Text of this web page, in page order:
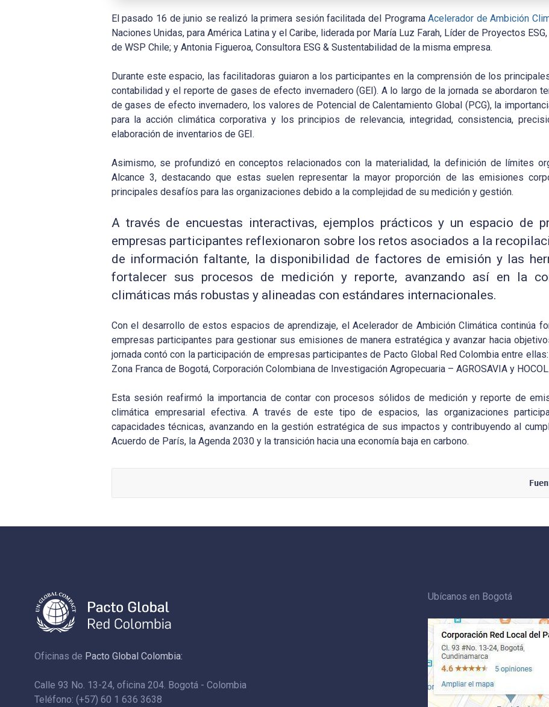
El pasado 16 de junio se realizó la primera sesión facilitada del ProgramaAcelerador de Ambición
Naciones Unidas, para América Latina y el Caribe, liderada por María Luz Farah, Líder de Proyectos
de WSP Chile; y Antonia Figueroa, Consultora ESG & Sustentabilidad de la misma empresa.
Durante este espacio, las facilitadoras guiaron a los participantes en la comprensión de los
contabilidad y el reporte de gases de efecto invernadero (GEI). A lo largo de la jornada se abordaron
de gases de efecto invernadero, los valores de Potencial de Calentamiento Global (PCG), la
para la acción climática corporativa y los principios de relevancia, integridad, consistencia,
elaboración de inventarios de GEI.
Asimismo, se profundizó en conceptos relacionados con la materialidad, la definición de límites
Alcance 3, destacando que estas suelen representar la mayor proporción de las emisiones
principales desafíos para las organizaciones debido a la complejidad de su medición y gestión.
A través de encuestas interactivas, ejemplos prácticos y un espacio de
empresas participantes reflexionaron sobre los retos asociados a la
de información faltante, la disponibilidad de factores de emisión y las
fortalecer sus procesos de medición y reporte, avanzando así en la
climáticas más robustas y alineadas con estándares internacionales.
Con el desarrollo de estos espacios de aprendizaje, el Acelerador de Ambición Climática continúa
empresas participantes para gestionar sus emisiones de manera estratégica y avanzar hacia
jornada contó con la participación de empresas participantes de Pacto Global Red Colombia entre
Zona Franca de Bogotá, Corporación Colombiana de Investigación Agropecuaria – AGROSAVIA y HOCOL.
Esta sesión reafirmó la importancia de contar con procesos sólidos de medición y reporte de
climática empresarial efectiva. A través de este tipo de espacios, las organizaciones
capacidades técnicas, avanzando en la gestión estratégica de sus impactos y contribuyendo al
Acuerdo de París, la Agenda 2030 y la transición hacia una economía baja en carbono.
Oficinas de Pacto Global Colombia:
Calle 93 No. 13-24, oficina 204. Bogotá - Colombia
Teléfono: (+57) 60 1 636 3638
Ubícanos en Bogotá